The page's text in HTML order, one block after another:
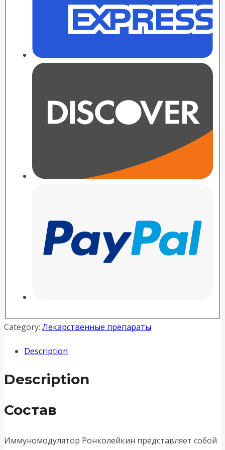
Category: Лекарственные препараты
Description
Description
Состав
Иммуномодулятор Ронколейкин представляет собой